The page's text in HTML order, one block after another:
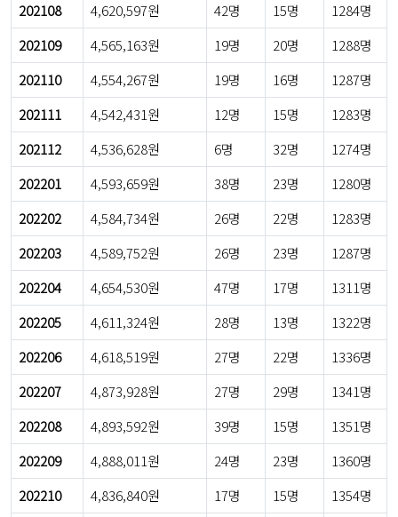
202108
4,620,597원 42명 15명
1284명
202109
4,565,163원 19명 20명
1288명
202110
4,554,267원 19명 16명
1287명
202111
4,542,431원 12명 15명
1283명
202112
4,536,628원 6명 32명
1274명
202201
4,593,659원 38명 23명
1280명
202202
4,584,734원 26명 22명
1283명
202203
4,589,752원 26명 23명
1287명
202204
4,654,530원 47명 17명
1311명
202205
4,611,324원 28명 13명
1322명
202206
4,618,519원 27명 22명
1336명
202207
4,873,928원 27명 29명
1341명
202208
4,893,592원 39명 15명
1351명
202209
4,888,011원 24명 23명
1360명
202210
4,836,840원 17명 15명 1354명